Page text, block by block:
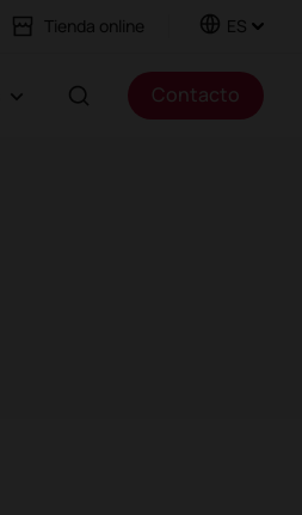
Tienda online ES
Contacto